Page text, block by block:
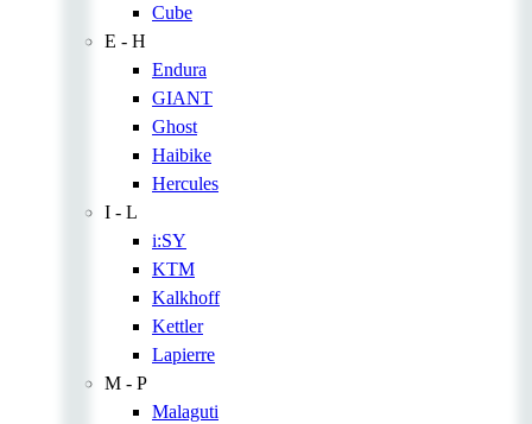
Cube
E - H
Endura
GIANT
Ghost
Haibike
Hercules
I - L
i:SY
KTM
Kalkhoff
Kettler
Lapierre
M - P
Malaguti